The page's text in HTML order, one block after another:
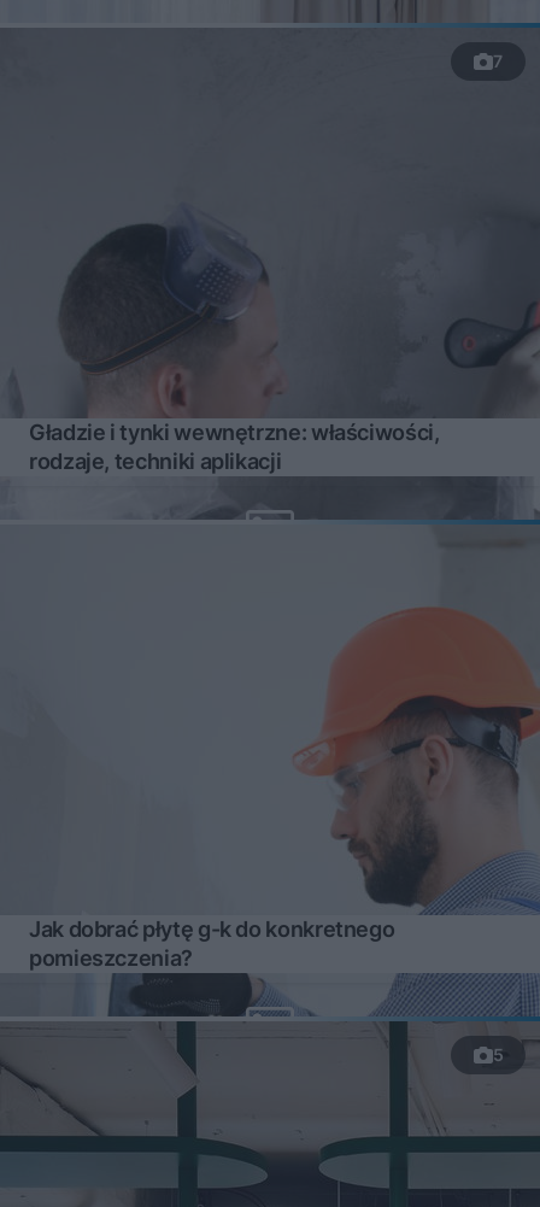
7
Gładzie i tynki wewnętrzne: właściwości,
rodzaje, techniki aplikacji
Jak dobrać płytę g-k do konkretnego
pomieszczenia?
5